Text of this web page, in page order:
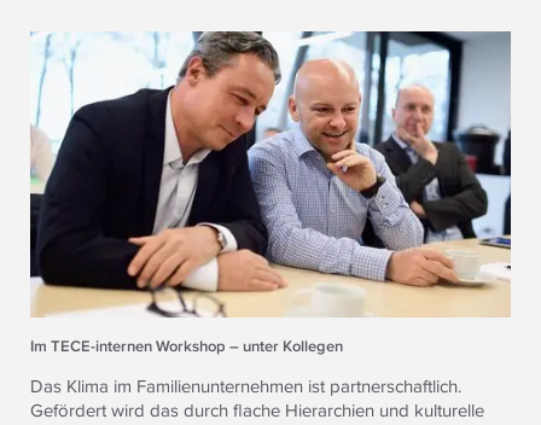
Im TECE-internen Workshop – unter Kollegen
Das Klima im Familienunternehmen ist partnerschaftlich.
Gefördert wird das durch flache Hierarchien und kulturelle